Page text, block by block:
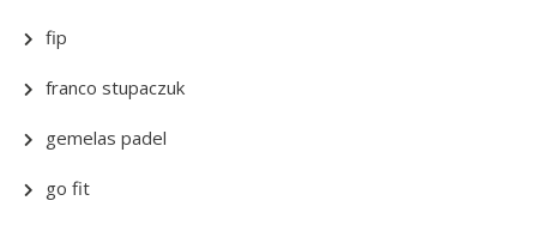
fip
franco stupaczuk
gemelas padel
go fit